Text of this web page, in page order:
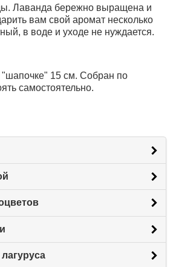
Лаванда бережно выращена и
вам свой аромат несколько
в воде и уходе не нуждается.
"шапочке" 15 см. Собран по
самостоятельно.